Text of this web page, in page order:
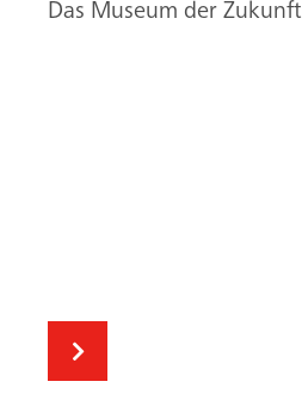
Das Museum der Zukunft